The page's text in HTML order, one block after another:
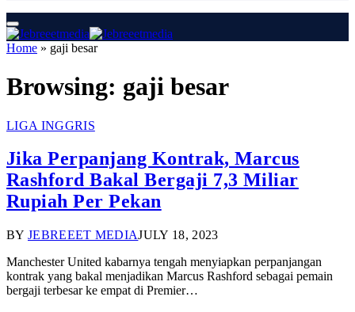
Home » gaji besar
Browsing: gaji besar
LIGA INGGRIS
Jika Perpanjang Kontrak, Marcus
Rashford Bakal Bergaji 7,3 Miliar
Rupiah Per Pekan
BY JEBREEET MEDIAJULY 18, 2023
Manchester United kabarnya tengah menyiapkan perpanjangan
kontrak yang bakal menjadikan Marcus Rashford sebagai pemain
bergaji terbesar ke empat di Premier…